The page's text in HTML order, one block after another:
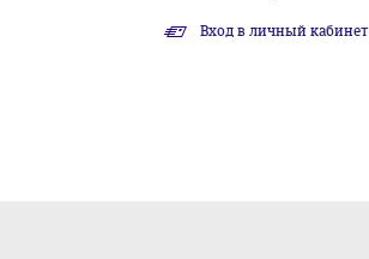
Вход в личный кабинет